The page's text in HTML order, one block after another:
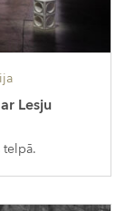
Lesju
telpā.